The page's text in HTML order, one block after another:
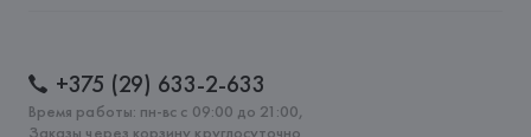
+375 (29) 633-2-633
Время работы: пн-вс с 09:00 до 21:00,
Заказы через корзину круглосуточно